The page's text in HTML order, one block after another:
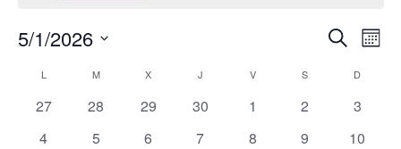
vistas
Buscar
de
Mes
5/1/2026
fecha.
Calendario
de
L MMARTES X MIÉRCOLES
J VVIERNES S D
0
27
0
28
0
29
0
30
0
1
0
2
0
3
0
4
0
5
0
6
0
7
0
8
0
9
0
10